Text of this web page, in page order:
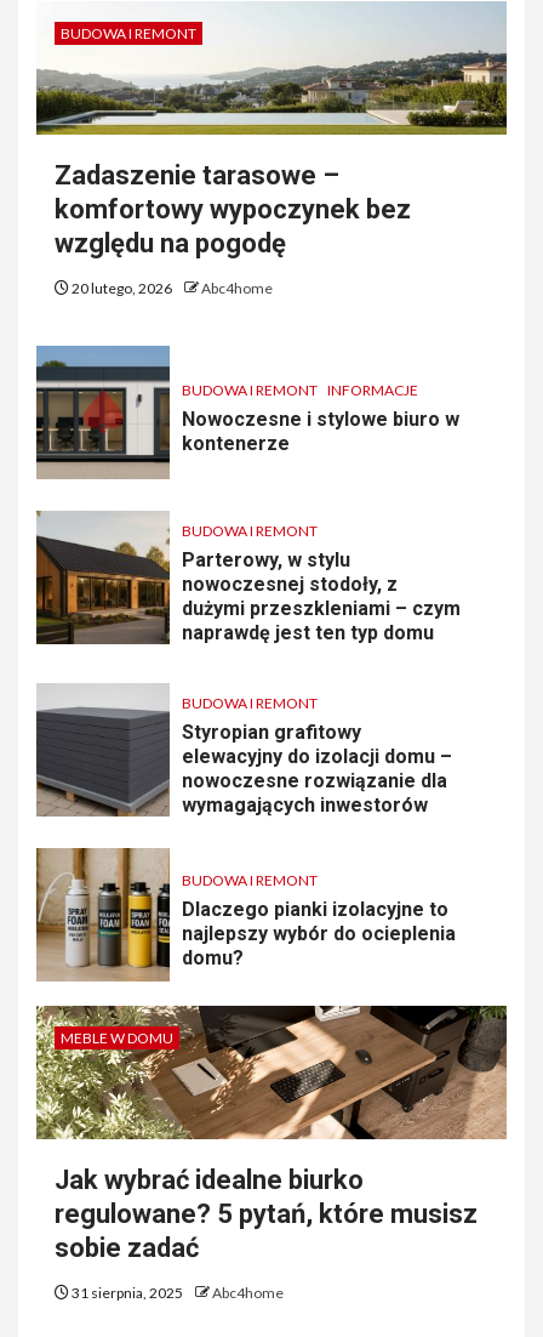
BUDOWA I REMONT
Zadaszenie tarasowe –
komfortowy wypoczynek bez
względu na pogodę
20 lutego, 2026 Abc4home
BUDOWA I REMONT INFORMACJE
Nowoczesne i stylowe biuro w
kontenerze
BUDOWA I REMONT
Parterowy, w stylu
nowoczesnej stodoły, z
dużymi przeszkleniami – czym
naprawdę jest ten typ domu
BUDOWA I REMONT
Styropian grafitowy
elewacyjny do izolacji domu –
nowoczesne rozwiązanie dla
wymagających inwestorów
BUDOWA I REMONT
Dlaczego pianki izolacyjne to
najlepszy wybór do ocieplenia
domu?
MEBLE W DOMU
Jak wybrać idealne biurko
regulowane? 5 pytań, które musisz
sobie zadać
31 sierpnia, 2025 Abc4home